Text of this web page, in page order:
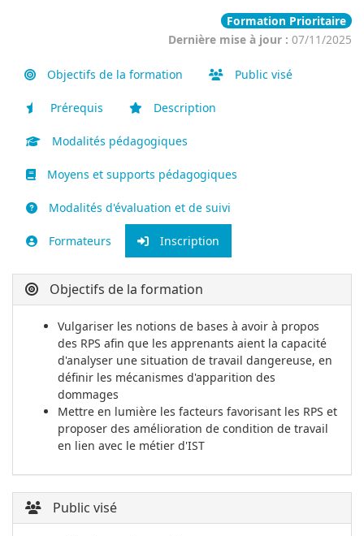
Formation Prioritaire
Dernière mise à jour : 07/11/2025
Objectifs de la formation Public visé
Prérequis Description
Modalités pédagogiques
Moyens et supports pédagogiques
Modalités d'évaluation et de suivi
Formateurs Inscription
Objectifs de la formation
Vulgariser les notions de bases à avoir à propos
des RPS afin que les apprenants aient la capacité
d'analyser une situation de travail dangereuse, en
définir les mécanismes d'apparition des
dommages
Mettre en lumière les facteurs favorisant les RPS et
proposer des amélioration de condition de travail
en lien avec le métier d'IST
Public visé